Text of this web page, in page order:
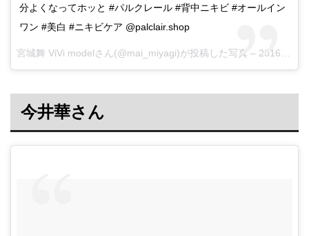
分よくなってホッと #パルクレール #背中ニキビ #オールイン
ワン #美白 #ニキビケア @palclair.shop
宮城舞 ViVi modelさん(@mai_miyagi)が投稿した写真 – 2016 6月 6 5:29午前 PDT
今井華さん